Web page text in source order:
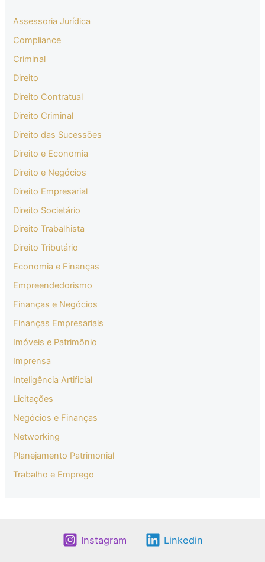
Assessoria Jurídica
Compliance
Criminal
Direito
Direito Contratual
Direito Criminal
Direito das Sucessões
Direito e Economia
Direito e Negócios
Direito Empresarial
Direito Societário
Direito Trabalhista
Direito Tributário
Economia e Finanças
Empreendedorismo
Finanças e Negócios
Finanças Empresariais
Imóveis e Patrimônio
Imprensa
Inteligência Artificial
Licitações
Negócios e Finanças
Networking
Planejamento Patrimonial
Trabalho e Emprego
Instagram Linkedin